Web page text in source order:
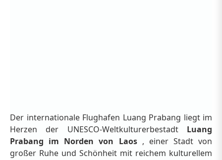
Der internationale Flughafen Luang Prabang liegt im
Herzen der UNESCO-Weltkulturerbestadt Luang
Prabang im Norden von Laos, einer Stadt von
großer Ruhe und Schönheit mit reichem kulturellem